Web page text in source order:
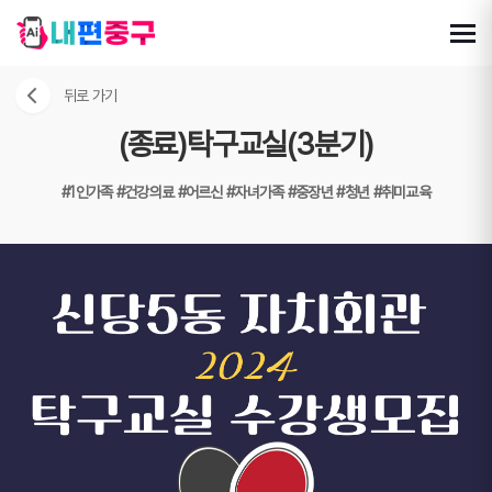
뒤로 가기
(종료)탁구교실(3분기)
#1인가족#건강의료#어르신#자녀가족#중장년#청년#취미교육